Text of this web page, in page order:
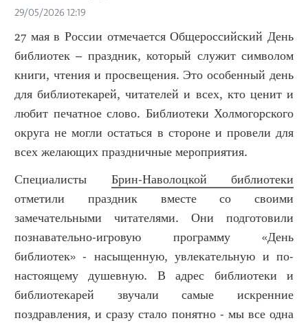
29/05/2026 12:19
27 мая в России отмечается Общероссийский День
библиотек – праздник, который служит символом
книги, чтения и просвещения. Это особенный день
для библиотекарей, читателей и всех, кто ценит и
любит печатное слово. Библиотеки Холмогорского
округа не могли остаться в стороне и провели для
всех желающих праздничные мероприятия.
Специалисты Брин-Наволоцкой библиотеки
отметили праздник вместе со своими
замечательными читателями. Они подготовили
познавательно-игровую программу «День
библиотек» - насыщенную, увлекательную и по-
настоящему душевную. В адрес библиотеки и
библиотекарей звучали самые искренние
поздравления, и сразу стало понятно - мы все одна